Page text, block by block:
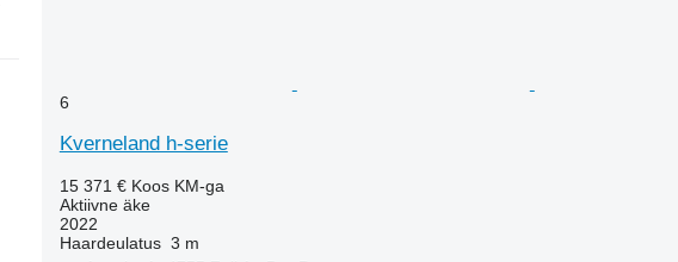
6
Kverneland h-serie
15 371 € Koos KM-ga
Aktiivne äke
2022
Haardeulatus 3 m